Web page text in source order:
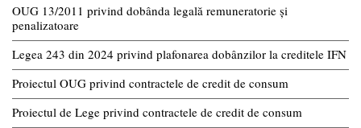
OUG 13/2011 privind dobânda legală remuneratorie și
penalizatoare
Legea 243 din 2024 privind plafonarea dobânzilor la creditele IFN
Proiectul OUG privind contractele de credit de consum
Proiectul de Lege privind contractele de credit de consum